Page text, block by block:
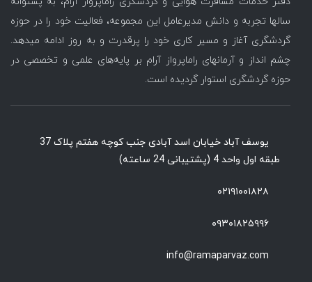
سالها تجربه و دانش مدیرعامل این مجموعه، فعالیت خود را در حوزه
گردشگری آغاز و مسیر کاری خود را پرقدرت و به روز ادامه میدهد.
چشم انداز و آرمانهای راماپرواز آرام بر پایه‌های علمی و تخصصی در
حوزه گردشگری استوار گردیده است.
یوسف آباد خیابان اسد آبادی جنب کوچه هفتم پلاک 37
طبقه اول واحد 4 (پشتیبانی 24 ساعته)
۰۲۱۹۱۰۰۱۸۲۸
۰۹۳۰۱۸۲۵۹۹۶
info@ramaparvaz.com